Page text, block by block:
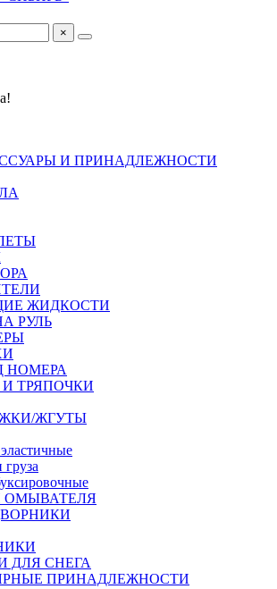
×
И ПРИНАДЛЕЖНОСТИ
ЖИДКОСТИ
РУЛЬ
НОМЕРА
ТРЯПОЧКИ
ЖГУТЫ
ОМЫВАТЕЛЯ
ДЛЯ СНЕГА
ПРИНАДЛЕЖНОСТИ